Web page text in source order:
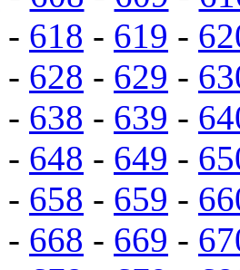
- 618 - 619 -
- 628 - 629 -
- 638 - 639 -
- 648 - 649 -
- 658 - 659 -
- 668 - 669 -